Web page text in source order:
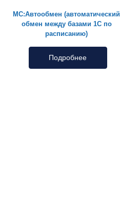
МС:Автообмен (автоматический
обмен между базами 1С по
расписанию)
Подробнее